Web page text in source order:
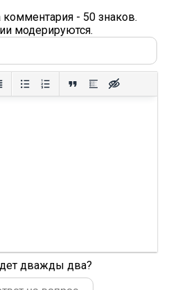
- 50 знаков.
модерируются.
дважды два?